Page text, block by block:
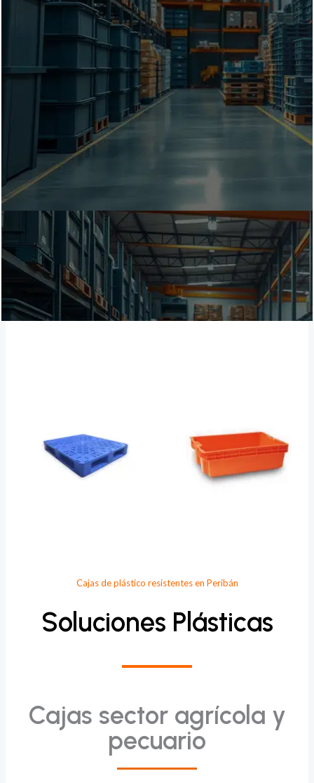
Cajas de plástico resistentes en Peribán
Soluciones Plásticas
Cajas sector agrícola y
pecuario